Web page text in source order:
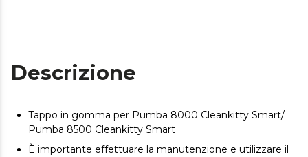
Descrizione
Tappo in gomma per Pumba 8000 Cleankitty Smart/
Pumba 8500 Cleankitty Smart
È importante effettuare la manutenzione e utilizzare il